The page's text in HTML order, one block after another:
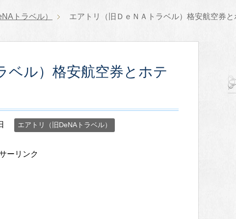
トラベル） エアトリ（旧ＤｅＮＡトラベル）格安航空券
ベル）格安航空券とホテ
エアトリ（旧DeNAトラベル）
ーリンク